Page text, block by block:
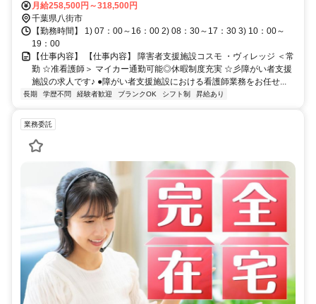
月給258,500円～318,500円
千葉県八街市
【勤務時間】 1) 07：00～16：00 2) 08：30～17：30 3) 10：00～
19：00
【仕事内容】 【仕事内容】 障害者支援施設コスモ ・ヴィレッジ ＜常
勤 ☆准看護師＞ マイカー通勤可能◎休暇制度充実 ☆彡障がい者支援
施設の求人です♪ ●障がい者支援施設における看護師業務をお任せ...
長期 学歴不問 経験者歓迎 ブランクOK シフト制 昇給あり
業務委託